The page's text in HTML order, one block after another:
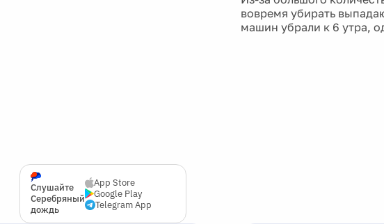
Слушайте
Серебряный
дождь
App Store
Google Play
Telegram App
вовремя убирать
машин убрали к 6 утра,